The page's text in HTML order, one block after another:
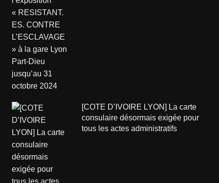
[COTE D’IVOIRE LYON] La carte
consulaire désormais exigée pour
tous les actes administratifs